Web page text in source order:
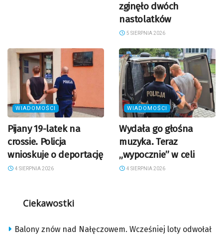
zginęło dwóch
nastolatków
5 SIERPNIA 2026
WIADOMOŚCI
Pijany 19-latek na
crossie. Policja
wnioskuje o deportację
4 SIERPNIA 2026
WIADOMOŚCI
Wydała go głośna
muzyka. Teraz
„wypocznie” w celi
4 SIERPNIA 2026
Ciekawostki
Balony znów nad Nałęczowem. Wcześniej loty odwołał